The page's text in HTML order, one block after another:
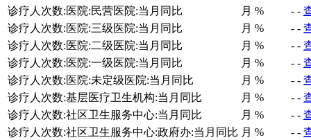
诊疗人次数:医院:民营医院:当月同比
月 % - -
诊疗人次数:医院:三级医院:当月同比
月 % - -
诊疗人次数:医院:二级医院:当月同比
月 % - -
诊疗人次数:医院:一级医院:当月同比
月 % - -
诊疗人次数:医院:未定级医院:当月同比
月 % - -
诊疗人次数:基层医疗卫生机构:当月同比
月 % - -
诊疗人次数:社区卫生服务中心:当月同比
月 % - -
诊疗人次数:社区卫生服务中心:政府办:当月同比 月 % - -